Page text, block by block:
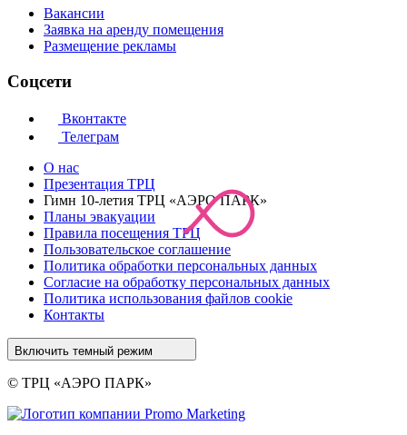
Вакансии
Заявка на аренду помещения
Размещение рекламы
Соцсети
Вконтакте
Телеграм
О нас
Презентация ТРЦ
Гимн 10-летия ТРЦ «АЭРО ПАРК»
Планы эвакуации
Правила посещения ТРЦ
Пользовательское соглашение
Политика обработки персональных данных
Cогласие на обработку персональных данных
Политика использования файлов cookie
Контакты
Включить темный режим
© ТРЦ «АЭРО ПАРК»